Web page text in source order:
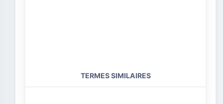
TERMES SIMILAIRES